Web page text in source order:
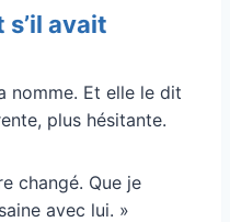
s’il avait
nomme. Et elle le dit
plus hésitante.
changé. Que je
avec lui. »